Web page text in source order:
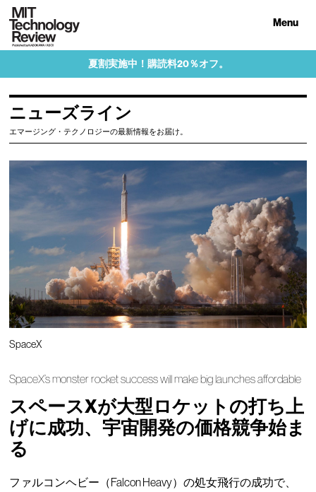
Menu
夏割実施中！購読料20％オフ。
ニューズライン
エマージング・テクノロジーの最新情報をお届け。
SpaceX
SpaceX’s monster rocket success will make big launches affordable
スペースXが大型ロケットの打ち上
げに成功、宇宙開発の価格競争始ま
る
ファルコンヘビー（Falcon Heavy）の処女飛行の成功で、